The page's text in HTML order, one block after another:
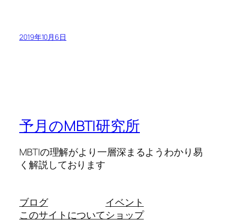
2019年10月6日
予月のMBTI研究所
MBTIの理解がより一層深まるようわかり易
く解説しております
ブログ
このサイトについて
イベント
ショップ